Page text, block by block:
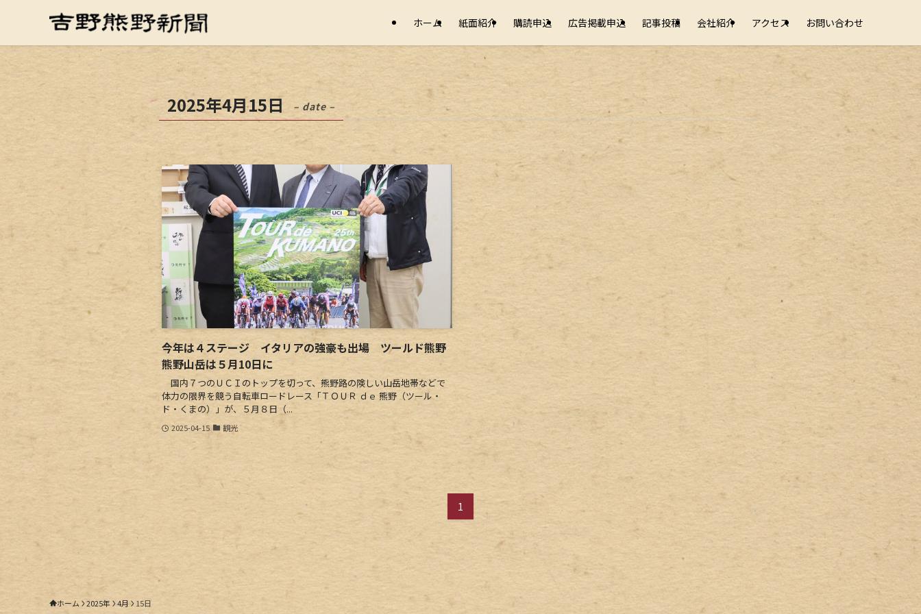
ホーム 紙面紹介 購読申込 広告掲載申込 記事投稿 会社紹介 アクセス お問い合わせ
2025年4月15日 – date –
今年は４ステージ イタリアの強豪も出場 ツールド熊野
熊野山岳は５月10日に
国内７つのＵＣＩのトップを切って、熊野路の険しい山岳地帯などで
体力の限界を競う自転車ロードレース「ＴＯＵＲ ｄｅ 熊野（ツール・
ド・くまの）」が、５月８日（...
2025-04-15 観光
1
ホーム 2025年 4月 15日